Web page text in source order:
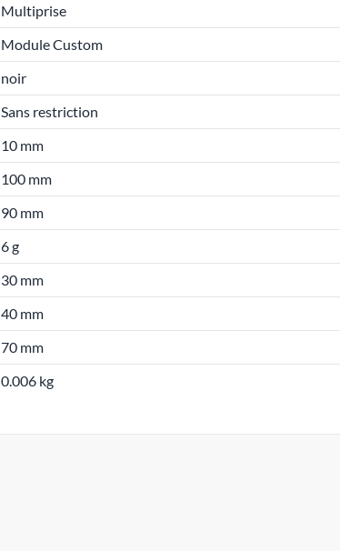
Multiprise
Module Custom
noir
Sans restriction
10 mm
100 mm
90 mm
6 g
30 mm
40 mm
70 mm
0.006 kg